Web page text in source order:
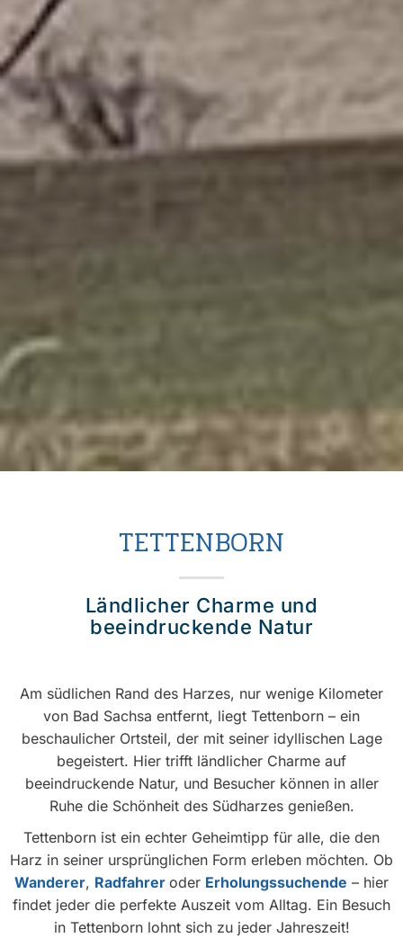
TETTENBORN
Ländlicher Charme und
beeindruckende Natur
Am südlichen Rand des Harzes, nur wenige Kilometer
von Bad Sachsa entfernt, liegt Tettenborn – ein
beschaulicher Ortsteil, der mit seiner idyllischen Lage
begeistert. Hier trifft ländlicher Charme auf
beeindruckende Natur, und Besucher können in aller
Ruhe die Schönheit des Südharzes genießen.
Tettenborn ist ein echter Geheimtipp für alle, die den
Harz in seiner ursprünglichen Form erleben möchten. Ob
Wanderer, Radfahrer oder Erholungssuchende – hier
findet jeder die perfekte Auszeit vom Alltag. Ein Besuch
in Tettenborn lohnt sich zu jeder Jahreszeit!